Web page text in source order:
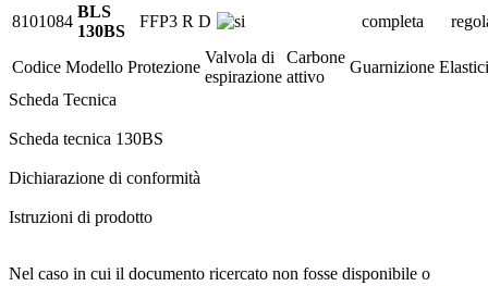
8101084
BLS
130BS
FFP3 R D completa
Codice Modello Protezione
Valvola di
espirazione
Carbone
attivo
Guarnizione Elastici
Scheda Tecnica
Scheda tecnica 130BS
Dichiarazione di conformità
Istruzioni di prodotto
Nel caso in cui il documento ricercato non fosse disponibile o